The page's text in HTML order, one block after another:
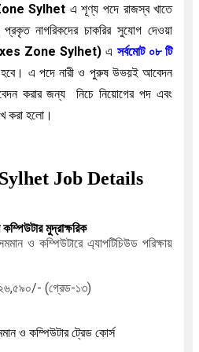
Sylhet এ শূণ্য পদে রাজস্ব খাতে
প্রকৃত নাগরিকদের চাকরির সুযোগ দেওয়া
Zone Sylhet) এ সর্বমোট ০৮টি
হবে। এ পদে নারী ও পুরুষ উভয়ই আবেদন
করার জন্য
নিচে নিয়োগের পদ এবং
করা হলো।
Job Details
কম্পিউটার মুদ্রাক্ষরিক
ও কম্পিউটারে এ্যাপটিচিউড পরিক্ষায়
(গ্রেড-১৩)
ও কম্পিউটার ট্রেড কোর্স